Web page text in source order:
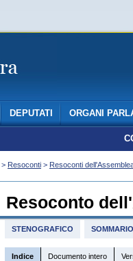
DEPUTATI ORGANI
> Resoconti > Resoconti
Resoconto
STENOGRAFICO SOMMARIO
Indice Documento intero